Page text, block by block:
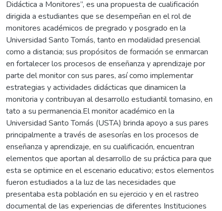
Didáctica a Monitores”, es una propuesta de cualificación
dirigida a estudiantes que se desempeñan en el rol de
monitores académicos de pregrado y posgrado en la
Universidad Santo Tomás, tanto en modalidad presencial
como a distancia; sus propósitos de formación se enmarcan
en fortalecer los procesos de enseñanza y aprendizaje por
parte del monitor con sus pares, así como implementar
estrategias y actividades didácticas que dinamicen la
monitoria y contribuyan al desarrollo estudiantil tomasino, en
tato a su permanencia.El monitor académico en la
Universidad Santo Tomás (USTA) brinda apoyo a sus pares
principalmente a través de asesorías en los procesos de
enseñanza y aprendizaje, en su cualificación, encuentran
elementos que aportan al desarrollo de su práctica para que
esta se optimice en el escenario educativo; estos elementos
fueron estudiados a la luz de las necesidades que
presentaba esta población en su ejercicio y en el rastreo
documental de las experiencias de diferentes Instituciones